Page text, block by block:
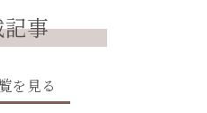
事
を見る